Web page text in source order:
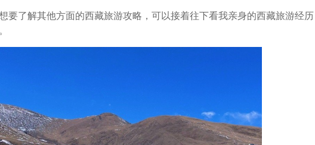
要了解其他方面的西藏旅游攻略，可以接着往下看我亲身的西藏旅游经